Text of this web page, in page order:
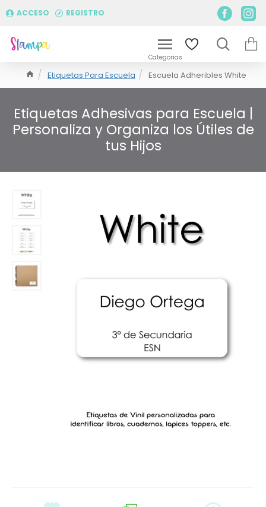
ACCESO REGISTRO
Etiquetas Para Escuela Escuela Adheribles White
Etiquetas Adhesivas para Escuela |
Personaliza y Organiza los Útiles de
tus Hijos